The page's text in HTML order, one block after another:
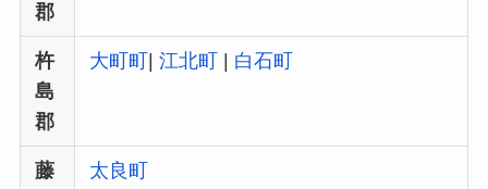
郡
杵
島
郡
大町町 |江北町 白石町
藤
太良町